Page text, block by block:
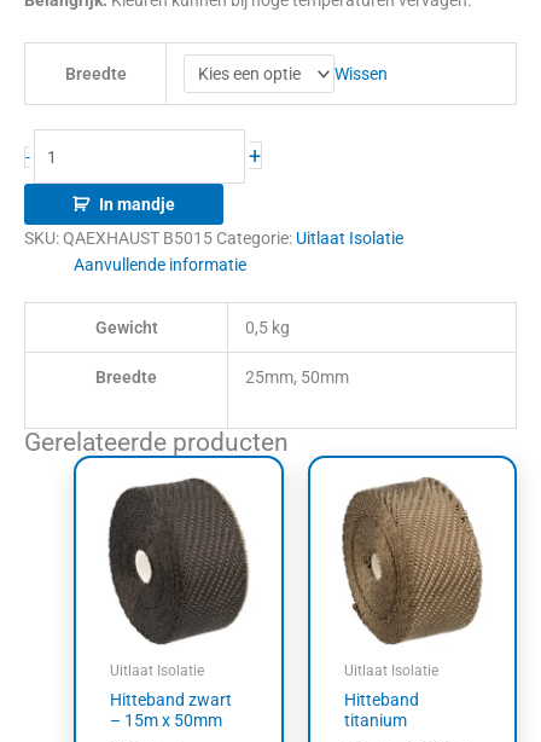
Breedte Wissen
- +
In mandje
SKU:QAEXHAUST B5015 Categorie: Uitlaat Isolatie
Aanvullende informatie
Gewicht 0,5 kg
Breedte 25mm, 50mm
Gerelateerde producten
Uitlaat Isolatie
Hitteband zwart
– 15m x 50mm
Uitlaat Isolatie
Hitteband
titanium
Prijsklasse:
€26,00
tot
€45,00
product
heeft
meerdere
variaties.
Deze
optie